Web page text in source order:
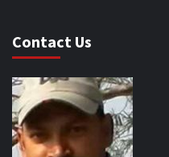
Contact Us